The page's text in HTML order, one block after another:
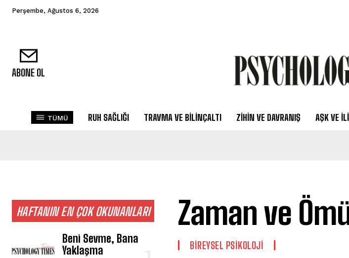
Perşembe, Ağustos 6, 2026
ABONE OL
TÜMÜ RUH SAĞLIĞI TRAVMA VE BILINÇALTI ZIHIN VE DAVRANIŞ AŞK VE
HAFTANIN EN ÇOK OKUNANLARI
Beni Sevme, Bana
Yaklaşma
Zaman ve
BIREYSEL PSIKOLOJI